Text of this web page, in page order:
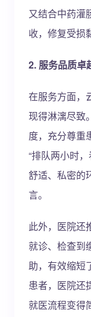
又结合中药灌
收，修复受损
2. 服务品质卓
在服务方面，
现得淋漓尽致
度，充分尊重
“排队两小时
舒适、私密的
言。
此外，医院还
就诊、检查到
助，有效缩短
患者，医院还
就医流程变得